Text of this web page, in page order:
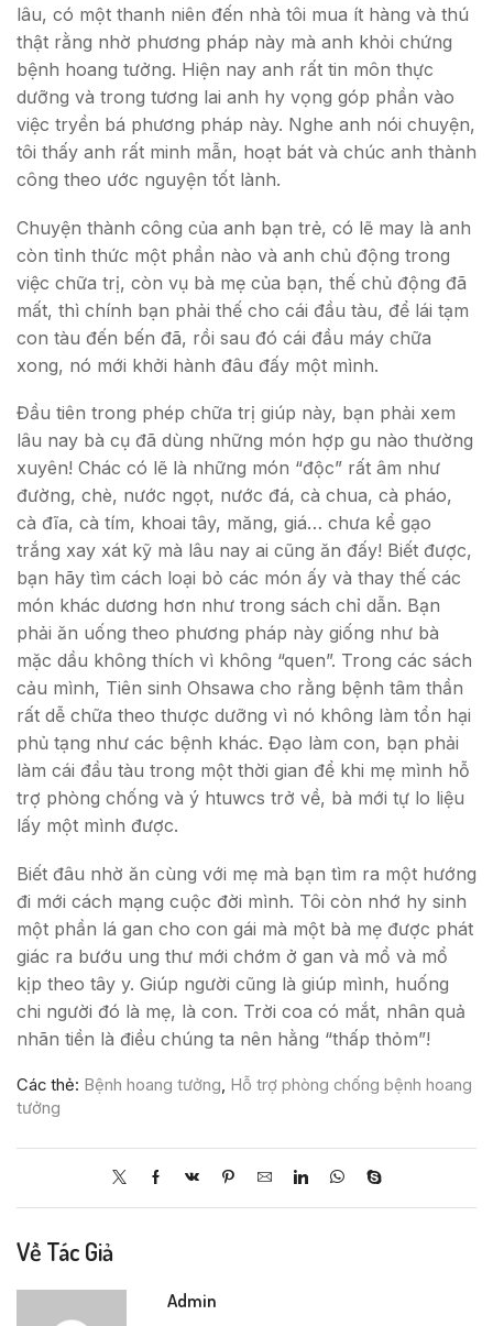
lâu, có một thanh niên đến nhà tôi mua ít hàng và thú
thật rằng nhờ phương pháp này mà anh khỏi chứng
bệnh hoang tưởng. Hiện nay anh rất tin môn thực
dưỡng và trong tương lai anh hy vọng góp phần vào
việc tryền bá phương pháp này. Nghe anh nói chuyện,
tôi thấy anh rất minh mẫn, hoạt bát và chúc anh thành
công theo ước nguyện tốt lành.
Chuyện thành công của anh bạn trẻ, có lẽ may là anh
còn tỉnh thức một phần nào và anh chủ động trong
việc chữa trị, còn vụ bà mẹ của bạn, thế chủ động đã
mất, thì chính bạn phải thế cho cái đầu tàu, để lái tạm
con tàu đến bến đã, rồi sau đó cái đầu máy chữa
xong, nó mới khởi hành đâu đấy một mình.
Đầu tiên trong phép chữa trị giúp này, bạn phải xem
lâu nay bà cụ đã dùng những món hợp gu nào thường
xuyên! Chác có lẽ là những món “độc” rất âm như
đường, chè, nước ngọt, nước đá, cà chua, cà pháo,
cà đĩa, cà tím, khoai tây, măng, giá… chưa kể gạo
trắng xay xát kỹ mà lâu nay ai cũng ăn đấy! Biết được,
bạn hãy tìm cách loại bỏ các món ấy và thay thế các
món khác dương hơn như trong sách chỉ dẫn. Bạn
phải ăn uống theo phương pháp này giống như bà
mặc dầu không thích vì không “quen”. Trong các sách
cảu mình, Tiên sinh Ohsawa cho rằng bệnh tâm thần
rất dễ chữa theo thược dưỡng vì nó không làm tổn hại
phủ tạng như các bệnh khác. Đạo làm con, bạn phải
làm cái đầu tàu trong một thời gian để khi mẹ mình hỗ
trợ phòng chống và ý htuwcs trở về, bà mới tự lo liệu
lấy một mình được.
Biết đâu nhờ ăn cùng với mẹ mà bạn tìm ra một hướng
đi mới cách mạng cuộc đời mình. Tôi còn nhớ hy sinh
một phần lá gan cho con gái mà một bà mẹ được phát
giác ra bướu ung thư mới chớm ở gan và mổ và mổ
kịp theo tây y. Giúp người cũng là giúp mình, huống
chi người đó là mẹ, là con. Trời coa có mắt, nhân quả
nhãn tiền là điều chúng ta nên hằng “thấp thỏm”!
Các thẻ: Bệnh hoang tưởng Hỗ trợ phòng chống bệnh hoang
tưởng
Về Tác Giả
Admin